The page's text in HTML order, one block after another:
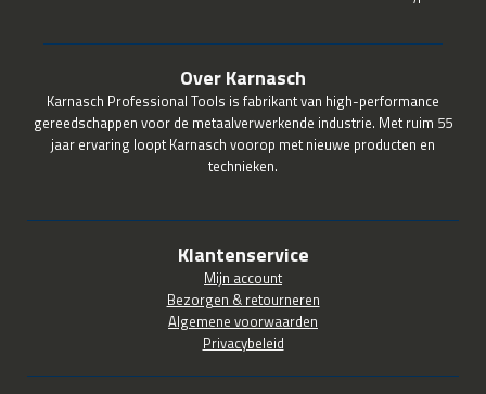
Over Karnasch
Karnasch Professional Tools is fabrikant van high-performance
gereedschappen voor de metaalverwerkende industrie. Met ruim 55
jaar ervaring loopt Karnasch voorop met nieuwe producten en
technieken.
Klantenservice
Mijn account
Bezorgen & retourneren
Algemene voorwaarden
Privacybeleid